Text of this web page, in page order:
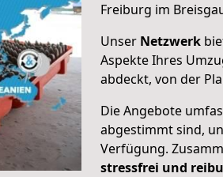
Freiburg im
Unser Netzwerk
Aspekte Ihres
abdeckt, von der
Die Angebote
abgestimmt sind,
Verfügung.
stressfrei und